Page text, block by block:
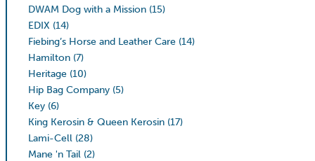
DWAM Dog with a Mission (15)
EDIX (14)
Fiebing’s Horse and Leather Care (14)
Hamilton (7)
Heritage (10)
Hip Bag Company (5)
Key (6)
King Kerosin & Queen Kerosin (17)
Lami-Cell (28)
Mane 'n Tail (2)